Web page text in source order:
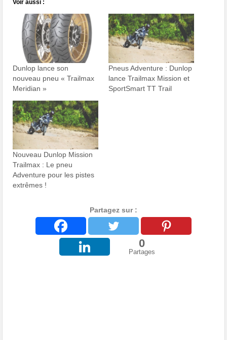
Voir aussi :
Dunlop lance son
nouveau pneu « Trailmax
Meridian »
Pneus Adventure : Dunlop
lance Trailmax Mission et
SportSmart TT Trail
Nouveau Dunlop Mission
Trailmax : Le pneu
Adventure pour les pistes
extrêmes !
Partagez sur :
0
Partages